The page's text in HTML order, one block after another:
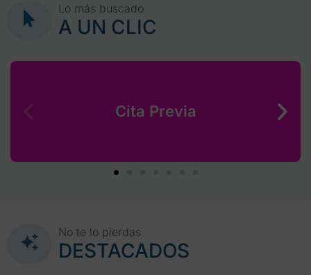
Lo más buscado
A UN CLIC
Cita Previa
No te lo pierdas
DESTACADOS